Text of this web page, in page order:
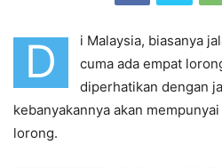
D
i Malaysia, biasanya
cuma ada empat
diperhatikan dengan
kebanyakannya akan
lorong.